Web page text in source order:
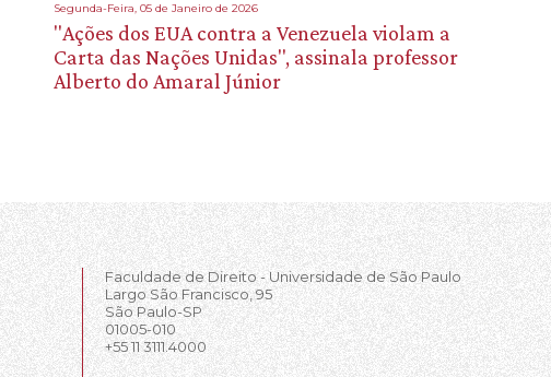
Segunda-Feira, 05 de Janeiro de 2026
"Ações dos EUA contra a Venezuela violam a
Carta das Nações Unidas", assinala professor
Alberto do Amaral Júnior
Faculdade de Direito - Universidade de São Paulo
Largo São Francisco, 95
São Paulo-SP
01005-010
+55 11 3111.4000